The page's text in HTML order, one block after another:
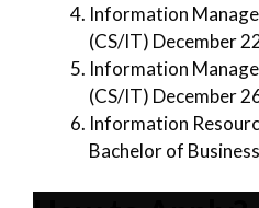
Information
(CS/IT) December
Information
(CS/IT) December
Information
Bachelor of